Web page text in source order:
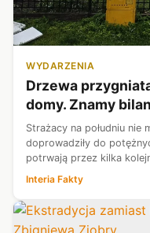
WYDARZENIA
Drzewa
domy. Znamy
Strażacy na południu
doprowadziły do
potrwają przez kilka
Starachowicach, których
odcięcia dostaw wody. Z
Interia Fakty